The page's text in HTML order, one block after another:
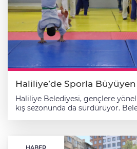
Haliliye’de Sporla
Haliliye Belediyesi, gençlere
kış sezonunda da sürdürüyor.
eğitimi veriliyor. Haliliye Belediyesi, sporla iç içe bir
gençlik hedefi doğrultusunda